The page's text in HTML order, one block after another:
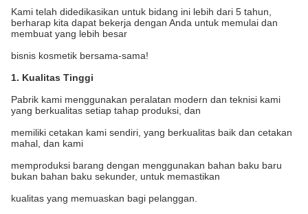
Kami telah didedikasikan untuk bidang ini lebih dari 5 tahun,
berharap kita dapat bekerja dengan Anda untuk memulai dan
membuat yang lebih besar
bisnis kosmetik bersama-sama!
1. Kualitas Tinggi
Pabrik kami menggunakan peralatan modern dan teknisi kami
yang berkualitas setiap tahap produksi, dan
memiliki cetakan kami sendiri, yang berkualitas baik dan cetakan
mahal, dan kami
memproduksi barang dengan menggunakan bahan baku baru
bukan bahan baku sekunder, untuk memastikan
kualitas yang memuaskan bagi pelanggan.